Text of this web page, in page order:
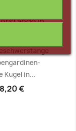
Kugel in...
8,20 €